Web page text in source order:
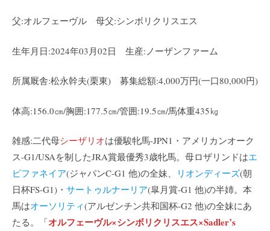
父:オルフェーヴル 母父:シンボリクリスエス
生年月日:2024年03月02日 生産:ノーザンファーム
所属厩舎:松永幹夫(栗東) 募集総額:4,000万円(一口80,000円)
体高:156.0㎝/胸囲:177.5㎝/管囲:19.5㎝/馬体重435㎏
雑感:二代母シーザリオは優駿牝馬-JPN1・アメリカンオーク
ス-G1/USAを制したJRA賞最優秀3歳牝馬。母ロザリンドはエ
ピファネイア(ジャパンC-G1 他)の全妹、 リオンディーズ(朝
日杯FS-G1)・ サートゥルナーリア(皐月賞-G1 他)の半姉。本
馬はオーソリティ(アルゼンチン共和国杯-G2 他)の全妹にあ
たる。「オルフェーヴル×シンボリクリスエス×Sadler’s